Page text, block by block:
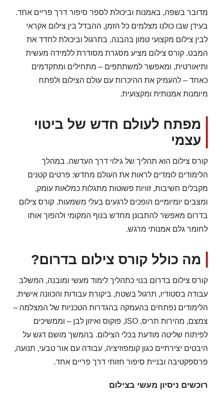
מדובר בשפה, באמנות וביכולת לספר סיפור דרך פריים אחד.
בעידן שבו כולנו מצלמים כל הזמן, ההבדל בין צילום אקראי
לבין צילום מקצועי טמון בהבנה, בתרגול וביכולת לחדד את
המבט. קורס צילום מציע מסגרת מסודרת ללמידה מעשית
ותיאורטית, ומאפשר למשתתפים – מתחילים ומתקדמים
כאחד – להעמיק את ההיכרות עם עולם הצילום ולפתח
מיומנות אמנותית ומקצועית.
מפתח לעולם חדש של ביטוי
עצמי
קורס צילום הוא תהליך של גילוי דרך העדשה. במהלך
הלימודים לומדים לראות את העולם מחדש: פרטים קטנים
מקבלים חשיבות, זוויות פשוטות מתגלות כמלאות עומק,
ומצבים יומיומיים הופכים לרגעים בעלי משמעות. קורס צילום
בדרום מאפשר להתבונן מחדש בנוף המקומי ולהפוך אותו
לחומר גלם אמנותי מרגש.
מה כולל קורס צילום בדרום?
קורס צילום בדרום בנוי כתהליך לימוד מעשי ומובנה, המשלב
עבודה בסטודיו, תרגול בשטח, ביקורת עבודות והכוונה אישית.
הלימודים נפתחים בהעמקה בהגדרות הטכניות של המצלמה –
צמצם, מהירות תריס, ISO, פוקוס ואיזון לבן – וממשיכים
לפיתוח שליטה מודעת בכלי הצילום. בהמשך מושם דגש על
היבטים יצירתיים כגון קומפוזיציה, עבודה עם אור טבעי, תנועה,
פרספקטיבה ובניית סיפור חזותי דרך פריים אחד.
רוכשים ניסיון מעשי בצילום